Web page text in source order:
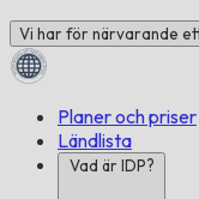
Vi har för närvarande
Planer och priser
Ländlista
Vad är IDP?